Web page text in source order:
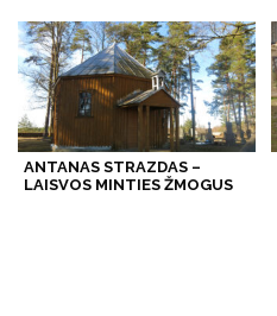
ANTANAS STRAZDAS –
LAISVOS MINTIES ŽMOGUS